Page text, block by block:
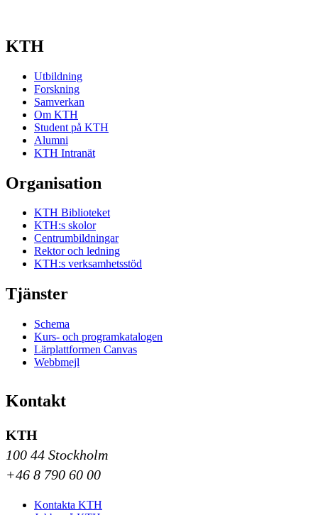
KTH
Utbildning
Forskning
Samverkan
Om KTH
Student på KTH
Alumni
KTH Intranät
Organisation
KTH Biblioteket
KTH:s skolor
Centrumbildningar
Rektor och ledning
KTH:s verksamhetsstöd
Tjänster
Schema
Kurs- och programkatalogen
Lärplattformen Canvas
Webbmejl
Kontakt
KTH
100 44 Stockholm
+46 8 790 60 00
Kontakta KTH